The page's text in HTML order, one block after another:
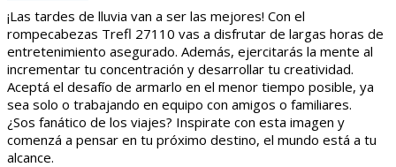
¡Las tardes de lluvia van a ser las mejores! Con el
rompecabezas Trefl 27110 vas a disfrutar de largas horas de
entretenimiento asegurado. Además, ejercitarás la mente al
incrementar tu concentración y desarrollar tu creatividad.
Aceptá el desafío de armarlo en el menor tiempo posible, ya
sea solo o trabajando en equipo con amigos o familiares.
¿Sos fanático de los viajes? Inspirate con esta imagen y
comenzá a pensar en tu próximo destino, el mundo está a tu
alcance.